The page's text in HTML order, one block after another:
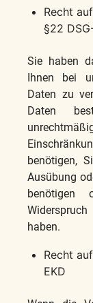
Recht
§22
Sie haben
Ihnen bei
Daten zu
Daten
benötigen,
Ausübung
benötigen
haben.
Recht
EKD